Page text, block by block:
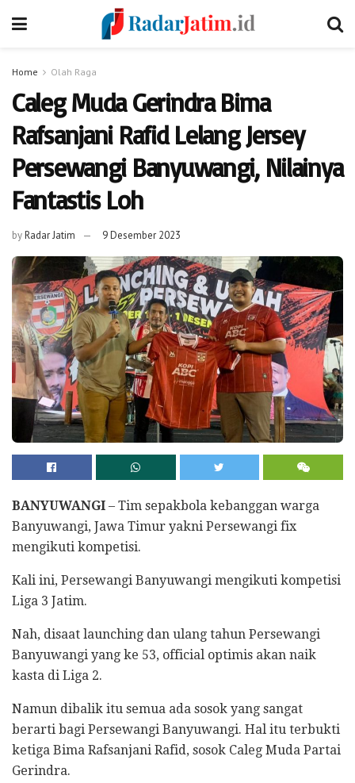
Home Olah Raga
Caleg Muda Gerindra Bima
Rafsanjani Rafid Lelang Jersey
Persewangi Banyuwangi, Nilainya
Fantastis Loh
byRadar Jatim 9 Desember 2023
BANYUWANGI – Tim sepakbola kebanggan warga
Banyuwangi, Jawa Timur yakni Persewangi fix
mengikuti kompetisi.
Kali ini, Persewangi Banyuwangi mengikuti kompetisi
Liga 3 Jatim.
Nah, disaat launching dan ulang tahun Persewangi
Banyuwangi yang ke 53, official optimis akan naik
kasta di Liga 2.
Namun dibalik itu semua ada sosok yang sangat
berarti bagi Persewangi Banyuwangi. Hal itu terbukti
ketiga Bima Rafsanjani Rafid, sosok Caleg Muda Partai
Gerindra.